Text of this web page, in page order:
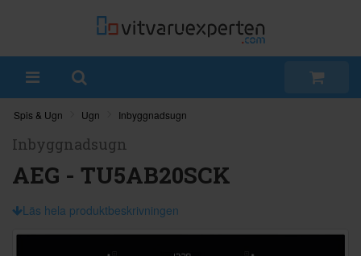
Spis & Ugn Ugn Inbyggnadsugn
Inbyggnadsugn
AEG - TU5AB20SCK
Läs hela produktbeskrivningen